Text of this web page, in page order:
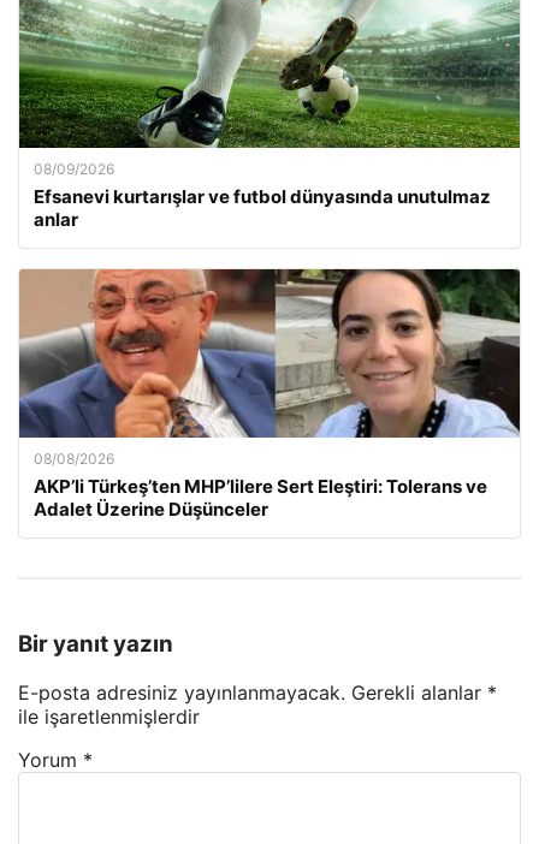
08/09/2026
Efsanevi kurtarışlar ve futbol dünyasında unutulmaz
anlar
08/08/2026
AKP’li Türkeş’ten MHP’lilere Sert Eleştiri: Tolerans ve
Adalet Üzerine Düşünceler
Bir yanıt yazın
E-posta adresiniz yayınlanmayacak. Gerekli alanlar *
ile işaretlenmişlerdir
Yorum *